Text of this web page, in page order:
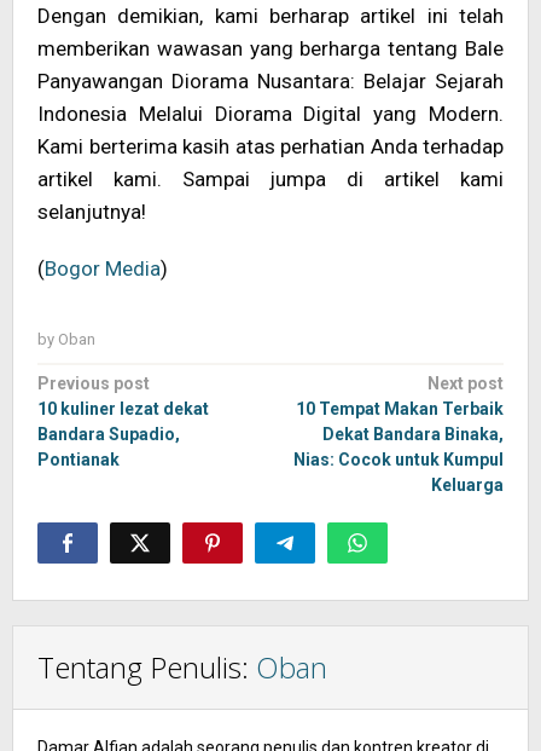
Dengan demikian, kami berharap artikel ini telah
memberikan wawasan yang berharga tentang Bale
Panyawangan Diorama Nusantara: Belajar Sejarah
Indonesia Melalui Diorama Digital yang Modern.
Kami berterima kasih atas perhatian Anda terhadap
artikel kami. Sampai jumpa di artikel kami
selanjutnya!
(Bogor Media)
by Oban
Post
navigation
Previous post
10 kuliner lezat dekat
Bandara Supadio,
Pontianak
Next post
10 Tempat Makan Terbaik
Dekat Bandara Binaka,
Nias: Cocok untuk Kumpul
Keluarga
Tentang Penulis: Oban